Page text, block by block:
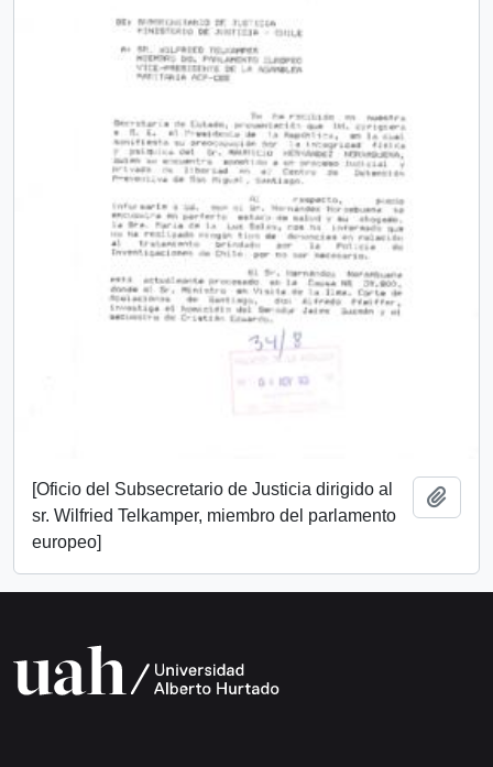
[Oficio del Subsecretario de Justicia dirigido al
sr. Wilfried Telkamper, miembro del parlamento
europeo]